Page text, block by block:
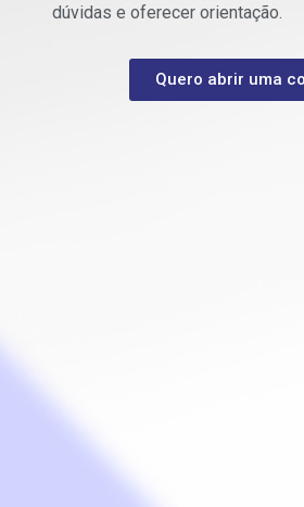
dúvidas e oferecer orientação.
Quero abrir uma